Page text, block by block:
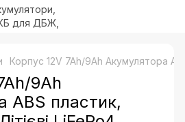
Корпус 12V 7Ah/9Ah Акумулятора
9Ah
ABS пластик,